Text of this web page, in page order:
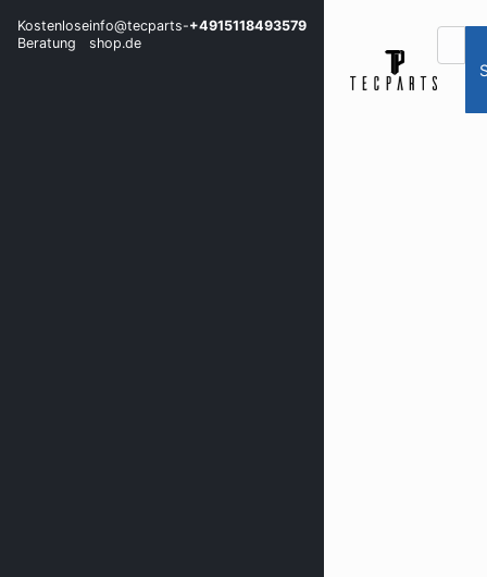
Kostenlose
Beratung
info@tecparts-
shop.de
+4915118493579